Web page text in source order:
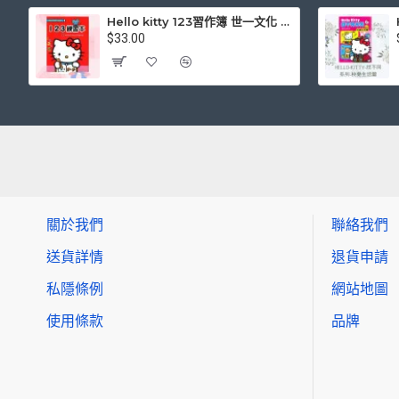
Hello kitty 123習作簿 世一文化 三麗鷗正版授權
$33.00
關於我們
送貨詳情
私隱條例
使用條款
聯絡我們
退貨申請
網站地圖
品牌